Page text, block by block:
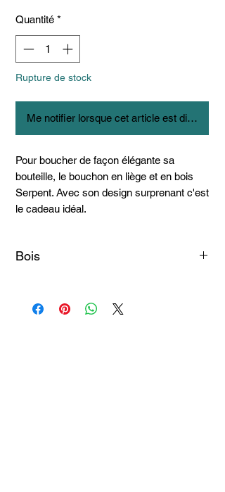
Quantité *
Rupture de stock
Me notifier lorsque cet article est disponible
Pour boucher de façon élégante sa
bouteille, le bouchon en liège et en bois
Serpent. Avec son design surprenant c'est
le cadeau idéal.
Bois